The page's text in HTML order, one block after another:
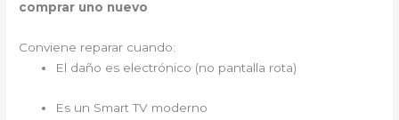
comprar uno nuevo
Conviene reparar cuando:
El daño es electrónico (no pantalla rota)
Es un Smart TV moderno